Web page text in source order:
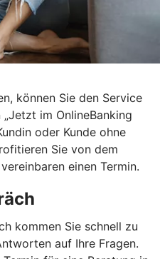
können Sie den Service
im OnlineBanking
oder Kunde ohne
Sie von dem
einen Termin.
kommen Sie schnell zu
auf Ihre Fragen.